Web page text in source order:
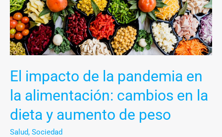
El impacto de la pandemia en
la alimentación: cambios en la
dieta y aumento de peso
Salud, Sociedad
la
alimentación:
cambios
en
dieta
aumento
de
peso